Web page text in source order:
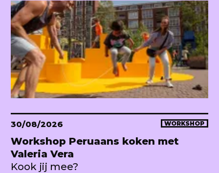
30/08/2026 WORKSHOP
Workshop Peruaans koken met
Valeria Vera
Kook jij mee?